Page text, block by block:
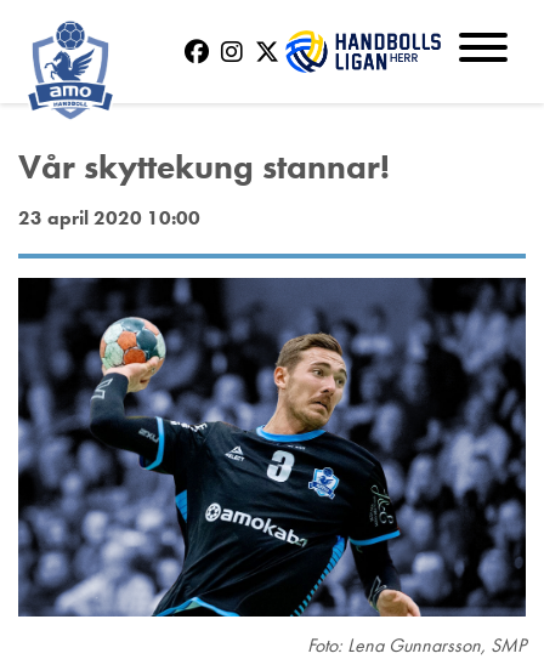
Vår skyttekung stannar!
23 april 2020 10:00
Foto: Lena Gunnarsson, SMP